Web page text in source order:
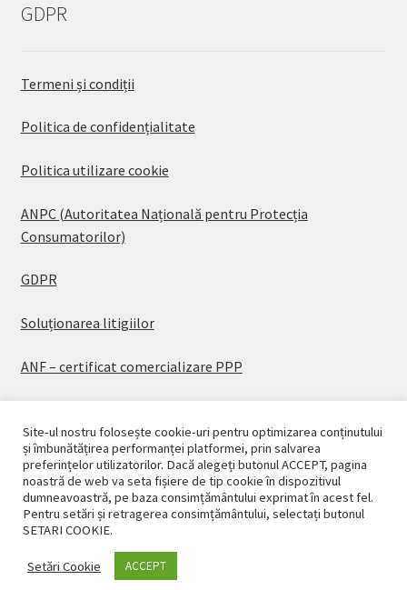
GDPR
Termeni și condiții
Politica de confidențialitate
Politica utilizare cookie
ANPC (Autoritatea Națională pentru Protecția
Consumatorilor)
GDPR
Soluționarea litigiilor
ANF – certificat comercializare PPP
© CASAPLANT 2026
Politică de confidențialitate
Site-ul nostru folosește cookie-uri pentru optimizarea conținutului
și îmbunătățirea performanței platformei, prin salvarea
preferințelor utilizatorilor. Dacă alegeți butonul ACCEPT, pagina
noastră de web va seta fișiere de tip cookie în dispozitivul
dumneavoastră, pe baza consimțământului exprimat în acest fel.
Pentru setări și retragerea consimțământului, selectați butonul
SETARI COOKIE.
Setări Cookie ACCEPT